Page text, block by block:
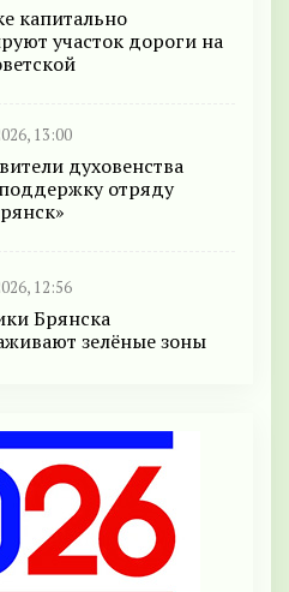
капитально
участок дороги на
13:00
духовенства
отряду
12:56
Брянска
зелёные зоны